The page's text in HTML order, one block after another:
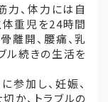
力、体力には自
重児を24時間
離開、腰痛、乳
ル続きの生活を
参加し、妊娠、
か、トラブルの